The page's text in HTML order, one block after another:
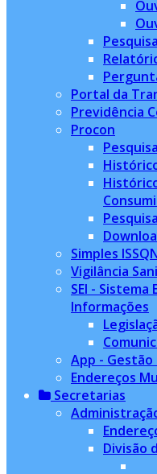
Portal da
Previdência
Procon
Simples
Vigilância
SEI -
Informações
App - Gestão
Endereços
Secretarias
Divisão